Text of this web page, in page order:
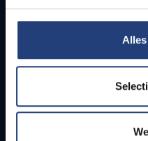
Studenten
PhD-studenten
Leerkrachten en